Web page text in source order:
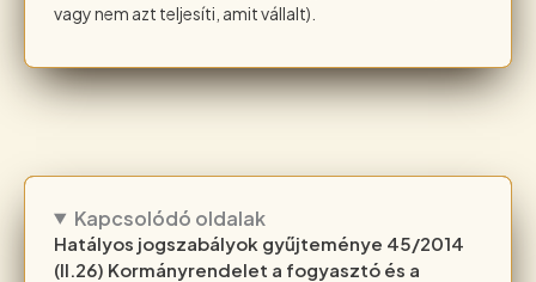
vagy nem azt teljesíti, amit vállalt).
Kapcsolódó oldalak
Hatályos jogszabályok gyűjteménye 45/2014
(II.26) Kormányrendelet a fogyasztó és a